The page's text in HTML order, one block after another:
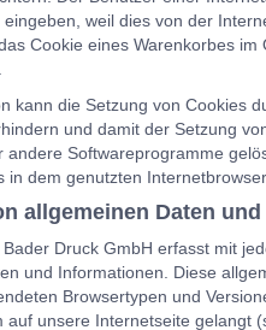
weil dies von der
Cookie eines Warenkorbes
kann die Setzung von Cookies
und damit der Setzung
andere Softwareprogramme
in dem genutzten
allgemeinen Daten
Druck GmbH erfasst mit
und Informationen. Diese
Browsertypen und
auf unsere Internetseite gelangt